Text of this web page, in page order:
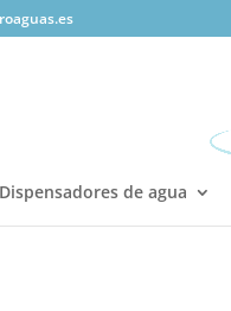
Dispensadores de agua